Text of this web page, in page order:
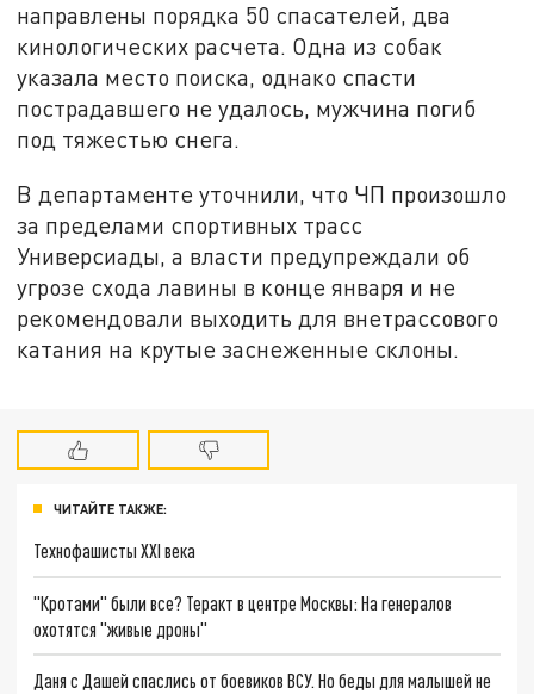
направлены порядка 50 спасателей, два
кинологических расчета. Одна из собак
указала место поиска, однако спасти
пострадавшего не удалось, мужчина погиб
под тяжестью снега.
В департаменте уточнили, что ЧП произошло
за пределами спортивных трасс
Универсиады, а власти предупреждали об
угрозе схода лавины в конце января и не
рекомендовали выходить для внетрассового
катания на крутые заснеженные склоны.
ЧИТАЙТЕ ТАКЖЕ:
Технофашисты XXI века
"Кротами" были все? Теракт в центре Москвы: На генералов
охотятся "живые дроны"
Даня с Дашей спаслись от боевиков ВСУ. Но беды для малышей не